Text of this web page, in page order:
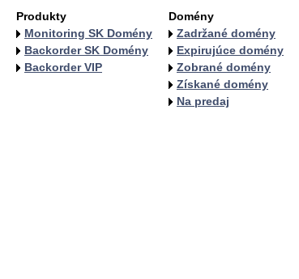
Produkty
Monitoring SK Domény
Backorder SK Domény
Backorder VIP
Domény
Zadržané domény
Expirujúce domény
Zobrané domény
Získané domény
Na predaj